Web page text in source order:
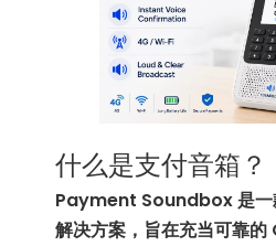
什么是支付音箱？
Payment Soundbox 是一
解决方案，旨在充当可靠